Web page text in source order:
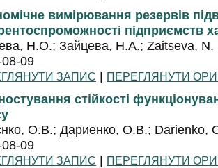
вимірювання резервів
підприємств
Н.О.; Зайцева, Н.А.; Zaitseva, N.
09
ЗАПИС | ПЕРЕГЛЯНУТИ
стійкості
О.В.; Дариенко, О.В.; Darienko,
09
ЗАПИС | ПЕРЕГЛЯНУТИ